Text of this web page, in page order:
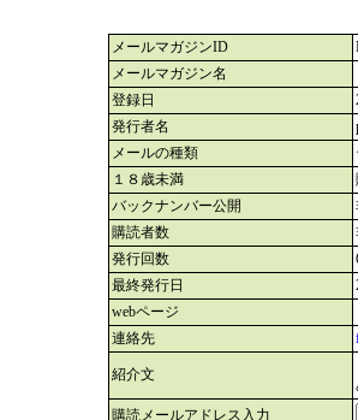
メールマガジンID
メールマガジン名
登録日
発行者名
メールの種類
１８歳未満
バックナンバー公開
購読者数
発行回数
最終発行日
webページ
連絡先
紹介文
購読メールアドレス入力